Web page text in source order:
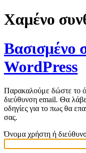
Χαμένο
Βασισμένο
WordPress
Παρακαλούμε δώστε το
διεύθυνση email. Θα
οδηγίες για το πως θα
σας.
Όνομα χρήστη ή